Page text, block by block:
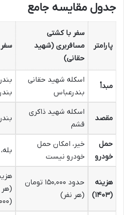
جدول مقایسه جامع
پارامتر
سفر با کشتی
مسافربری (شهید
حقانی)
مبدأ
اسکله شهید حقانی
بندرعباس
مقصد
اسکله شهید ذاکری
قشم
حمل
خودرو
خیر، امکان حمل
خودرو نیست
هزینه
(۱۴۰۳)
حدود ۱۵۰,۰۰۰ تومان
(هر نفر)
(هر
(۳۰۰,۰۰۰ تا ۶۰۰,۰۰۰ تومان)